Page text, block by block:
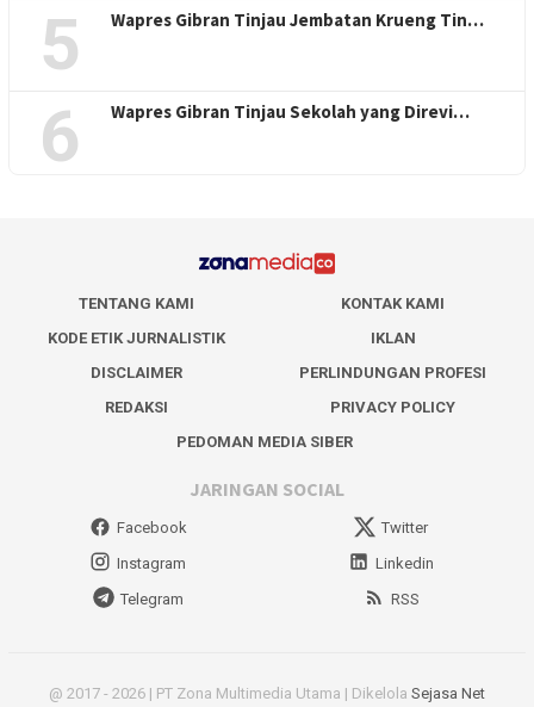
5 Wapres Gibran Tinjau Jembatan Krueng Tin…
6 Wapres Gibran Tinjau Sekolah yang Direvi…
TENTANG KAMI
KONTAK KAMI
KODE ETIK JURNALISTIK
IKLAN
DISCLAIMER
PERLINDUNGAN PROFESI
REDAKSI
PRIVACY POLICY
PEDOMAN MEDIA SIBER
JARINGAN SOCIAL
Facebook
Twitter
Instagram
Linkedin
Telegram
RSS
@ 2017 - 2026 | PT Zona Multimedia Utama | Dikelola Sejasa Net